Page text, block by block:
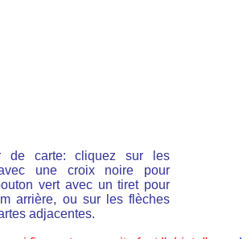
de carte: cliquez sur les
une croix noire pour
vert avec un tiret pour
arrière, ou sur les flèches
adjacentes.